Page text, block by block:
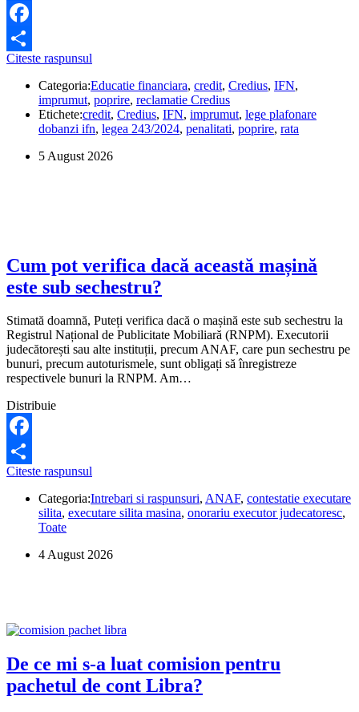
Facebook
Share
Citeste raspunsul
poate
ridica
poprirea,
dacă
plătit
Categoria:Educatie financiara, credit, Credius, IFN,
imprumut, poprire, reclamatie Credius
Etichete:credit, Credius, IFN, imprumut, lege plafonare
dobanzi ifn, legea 243/2024, penalitati, poprire, rata
5 August 2026
Cum pot verifica dacă această mașină
este sub sechestru?
Stimată doamnă, Puteți verifica dacă o mașină este sub sechestru la
Registrul Național de Publicitate Mobiliară (RNPM). Executorii
judecătorești sau alte instituții, precum ANAF, care pun sechestru pe
bunuri, precum autoturismele, sunt obligați să înregistreze
respectivele bunuri la RNPM. Am…
Distribuie
Facebook
Share
Citeste raspunsul
verifica
dacă
este
Categoria:Intrebari si raspunsuri, ANAF, contestatie executare
silita, executare silita masina, onorariu executor judecatoresc,
Toate
4 August 2026
De ce mi s-a luat comision pentru
pachetul de cont Libra?